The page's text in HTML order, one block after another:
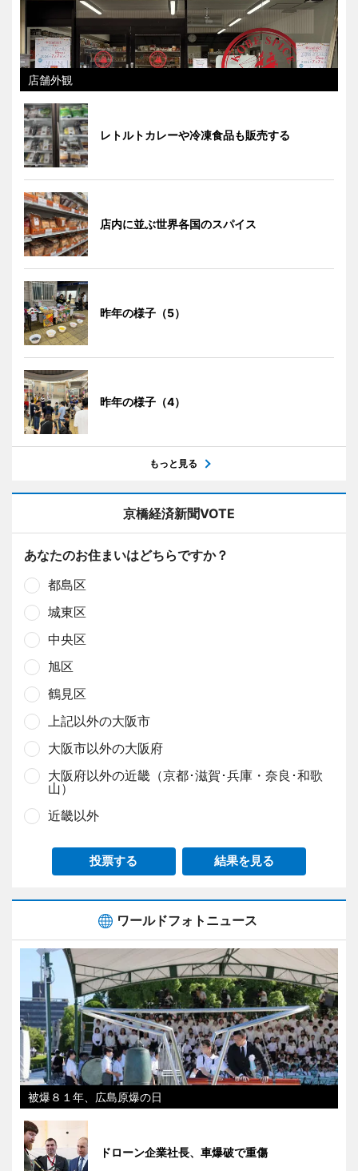
店舗外観
レトルトカレーや冷凍食品も販売する
店内に並ぶ世界各国のスパイス
昨年の様子（5）
昨年の様子（4）
もっと見る
京橋経済新聞VOTE
あなたのお住まいはどちらですか？
都島区
城東区
中央区
旭区
鶴見区
上記以外の大阪市
大阪市以外の大阪府
大阪府以外の近畿（京都･滋賀･兵庫・奈良･和歌
山）
近畿以外
投票する 結果を見る
ワールドフォトニュース
被爆８１年、広島原爆の日
ドローン企業社長、車爆破で重傷